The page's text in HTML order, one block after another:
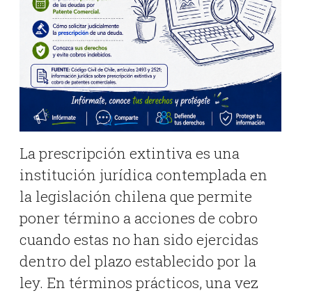
La prescripción extintiva es una
institución jurídica contemplada en
la legislación chilena que permite
poner término a acciones de cobro
cuando estas no han sido ejercidas
dentro del plazo establecido por la
ley. En términos prácticos, una vez